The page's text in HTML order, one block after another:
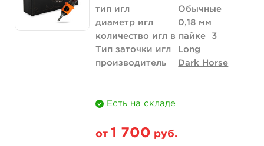
тип игл
Обычные
диаметр игл
0,18 мм
количество игл в пайке
3
Тип заточки игл
Long
производитель
Dark Horse
Есть на складе
от 1 700 руб.